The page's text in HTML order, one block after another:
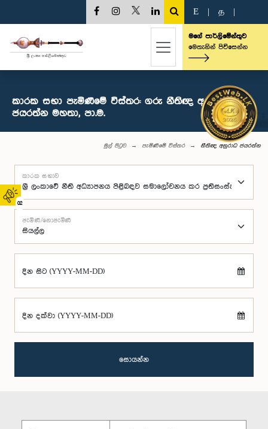
02
E த
මගේ පාර්ලිමේන්තුව
මෙතැනින් පිවිසෙන්න
කාරක සභා පැමිණීමේ විස්තර: ගරු නීතිඥ අනුරාධ
ජයරත්න මහතා, පා.ම.
මුල් පිටුව පැමිණීමේ විස්තර නීතිඥ අනුරාධ ජයරත්න
කාරක සභාව
පැමිණි/නොපැමිණි
දින සිට (YYYY-MM-DD)
දින දක්වා (YYYY-MM-DD)
සොයන්න